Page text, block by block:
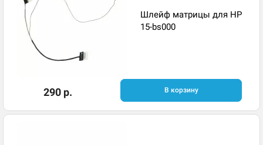
Шлейф матрицы для HP
15-bs000
290 р. В корзину